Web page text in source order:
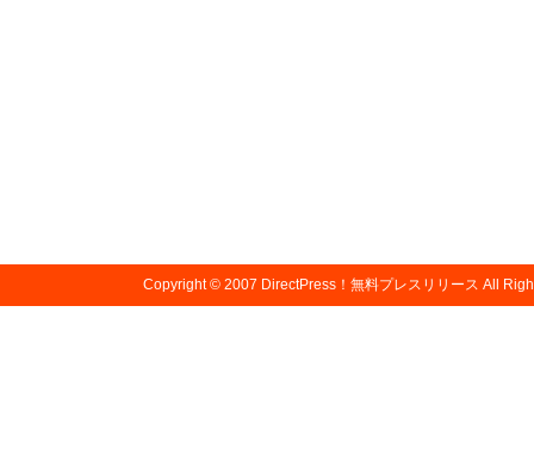
Copyright © 2007 DirectPress！無料プレスリリース All